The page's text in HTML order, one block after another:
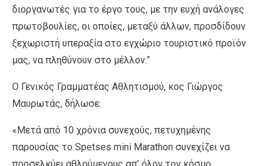
διοργανωτές για το έργο τους, με την ευχή ανάλογες
πρωτοβουλίες, οι οποίες, μεταξύ άλλων, προσδίδουν
ξεχωριστή υπεραξία στο εγχώριο τουριστικό προϊόν
μας, να πληθύνουν στο μέλλον.”
Ο Γενικός Γραμματέας Αθλητισμού, κος Γιώργος
Μαυρωτάς, δήλωσε:
«Μετά από 10 χρόνια συνεχούς, πετυχημένης
παρουσίας το Spetses mini Marathon συνεχίζει να